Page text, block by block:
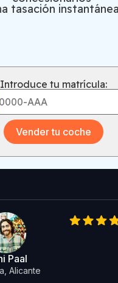
tasación
Introduce tu matrícula:
Vender tu coche
Paal
Alicante